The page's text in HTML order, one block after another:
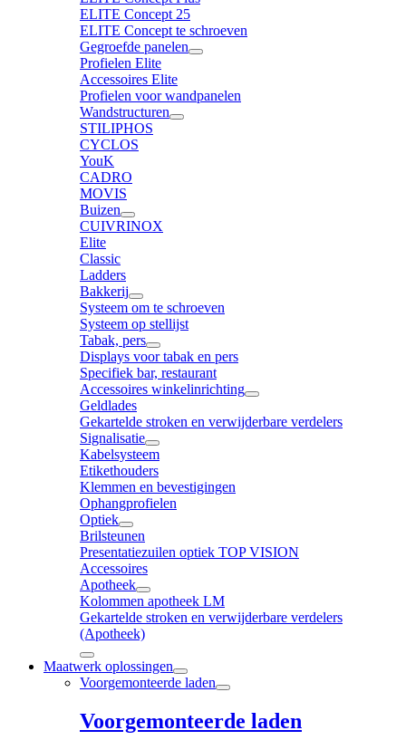
ELITE Concept 25
ELITE Concept te schroeven
Gegroefde panelen
Profielen Elite
Accessoires Elite
Profielen voor wandpanelen
Wandstructuren
STILIPHOS
CYCLOS
YouK
CADRO
MOVIS
Buizen
CUIVRINOX
Elite
Classic
Ladders
Bakkerij
Systeem om te schroeven
Systeem op stellijst
Tabak, pers
Displays voor tabak en pers
Specifiek bar, restaurant
Accessoires winkelinrichting
Geldlades
Gekartelde stroken en verwijderbare verdelers
Signalisatie
Kabelsysteem
Etikethouders
Klemmen en bevestigingen
Ophangprofielen
Optiek
Brilsteunen
Presentatiezuilen optiek TOP VISION
Accessoires
Apotheek
Kolommen apotheek LM
Gekartelde stroken en verwijderbare verdelers
(Apotheek)
Maatwerk oplossingen
Voorgemonteerde laden
Voorgemonteerde laden